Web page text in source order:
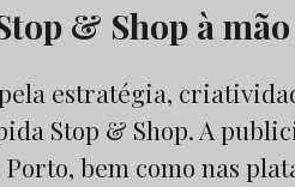
& Shop à mão
estratégia,
Stop & Shop. A
bem como nas